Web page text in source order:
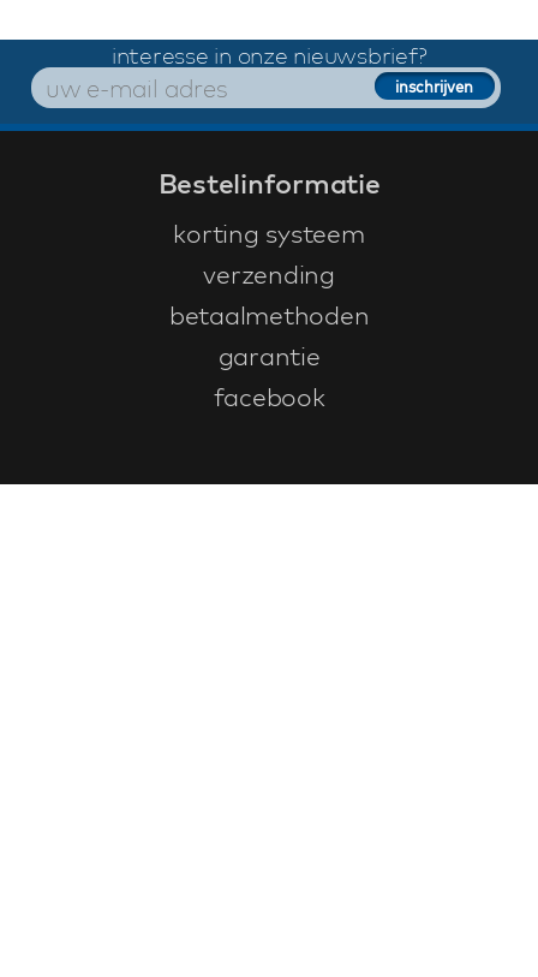
interesse in onze nieuwsbrief?
Bestelinformatie
korting systeem
verzending
betaalmethoden
garantie
facebook
Klantenservice